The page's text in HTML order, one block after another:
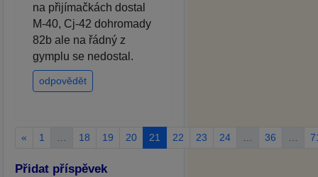
na přijímačkách dostal
M-40, Cj-42 dohromady
82b ale na řádný z
gymplu se nedostal.
odpovědět
« 1 18 19 20 21 22 23 24 36
Přidat příspěvek